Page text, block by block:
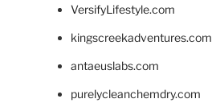
VersifyLifestyle.com
kingscreekadventures.com
antaeuslabs.com
purelycleanchemdry.com